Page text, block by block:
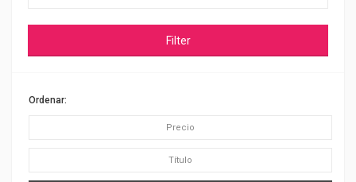
Filter
Ordenar:
Precio
Título